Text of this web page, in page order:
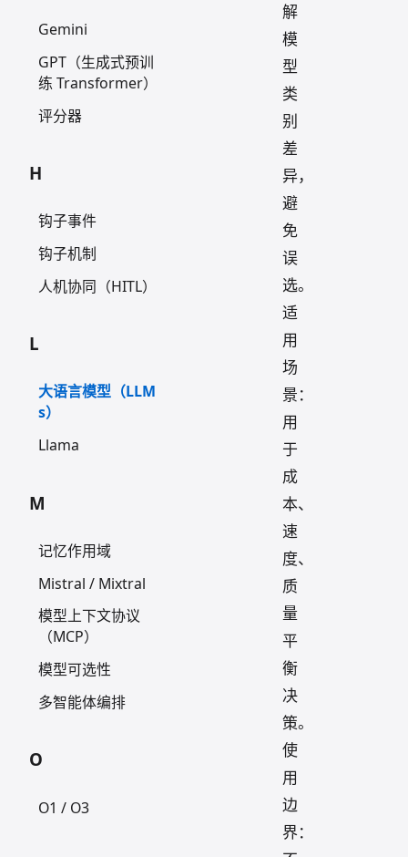
Gemini
GPT（生成式预训
练 Transformer）
评分器
H
钩子事件
钩子机制
人机协同（HITL）
L
大语言模型（LLM
s）
Llama
M
记忆作用域
Mistral / Mixtral
模型上下文协议
（MCP）
模型可选性
多智能体编排
O
O1 / O3
解
模
型
类
别
差
异，
避
免
误
选。
适
用
场
景：
用
于
成
本、
速
度、
质
量
平
衡
决
策。
使
用
边
界：